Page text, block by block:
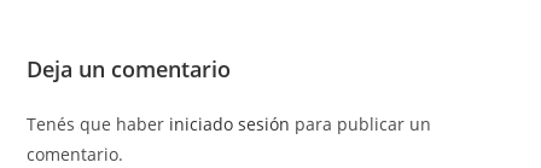
Deja un comentario
Tenés que haber iniciado sesión para publicar un
comentario.